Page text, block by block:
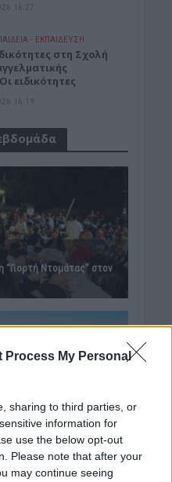
Process My Personal
sharing to third parties, or
information for
use the below opt-out
Please note that after your
may continue seeing
16:27
- ΕΚΠΑΙΔΕΥΣΗ
στη Σχολή
ειδικότητες
16:19